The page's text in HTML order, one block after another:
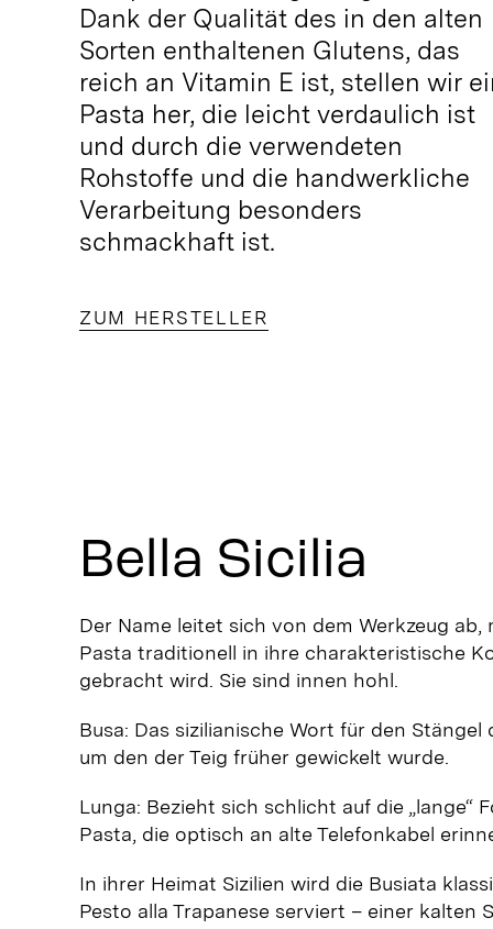
Dank der Qualität des in den alten
Sorten enthaltenen Glutens, das
reich an Vitamin E ist, stellen wir
Pasta her, die leicht verdaulich ist
und durch die verwendeten
Rohstoffe und die handwerkliche
Verarbeitung besonders
schmackhaft ist.
ZUM HERSTELLER
Bella Sicilia
Der Name leitet sich von dem Werkzeug ab,
Pasta traditionell in ihre charakteristische
gebracht wird. Sie sind innen hohl.
Busa: Das sizilianische Wort für den Stängel
um den der Teig früher gewickelt wurde.
Lunga: Bezieht sich schlicht auf die „lange“
Pasta, die optisch an alte Telefonkabel
In ihrer Heimat Sizilien wird die Busiata
Pesto alla Trapanese serviert – einer kalten